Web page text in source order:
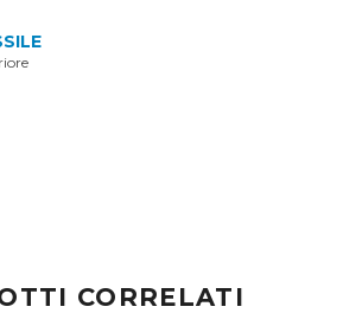
CORRELATI